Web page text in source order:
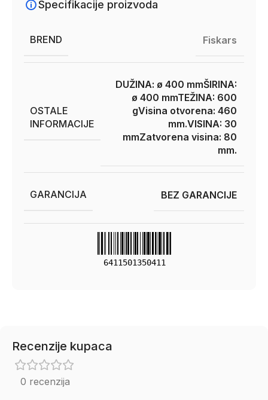
Specifikacije proizvoda
BREND Fiskars
OSTALE
INFORMACIJE
DUŽINA: ø 400 mmŠIRINA:
ø 400 mmTEŽINA: 600
gVisina otvorena: 460
mm.VISINA: 30
mmZatvorena visina: 80
mm.
GARANCIJA BEZ GARANCIJE
6411501350411
Recenzije kupaca
0 recenzija